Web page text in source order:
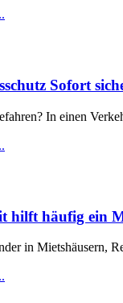
Sofort
In einen
hilft häufig ein
in Mietshäusern,